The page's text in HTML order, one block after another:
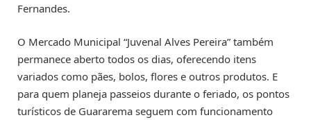
Fernandes.
O Mercado Municipal “Juvenal Alves Pereira” também
permanece aberto todos os dias, oferecendo itens
variados como pães, bolos, flores e outros produtos. E
para quem planeja passeios durante o feriado, os pontos
turísticos de Guararema seguem com funcionamento